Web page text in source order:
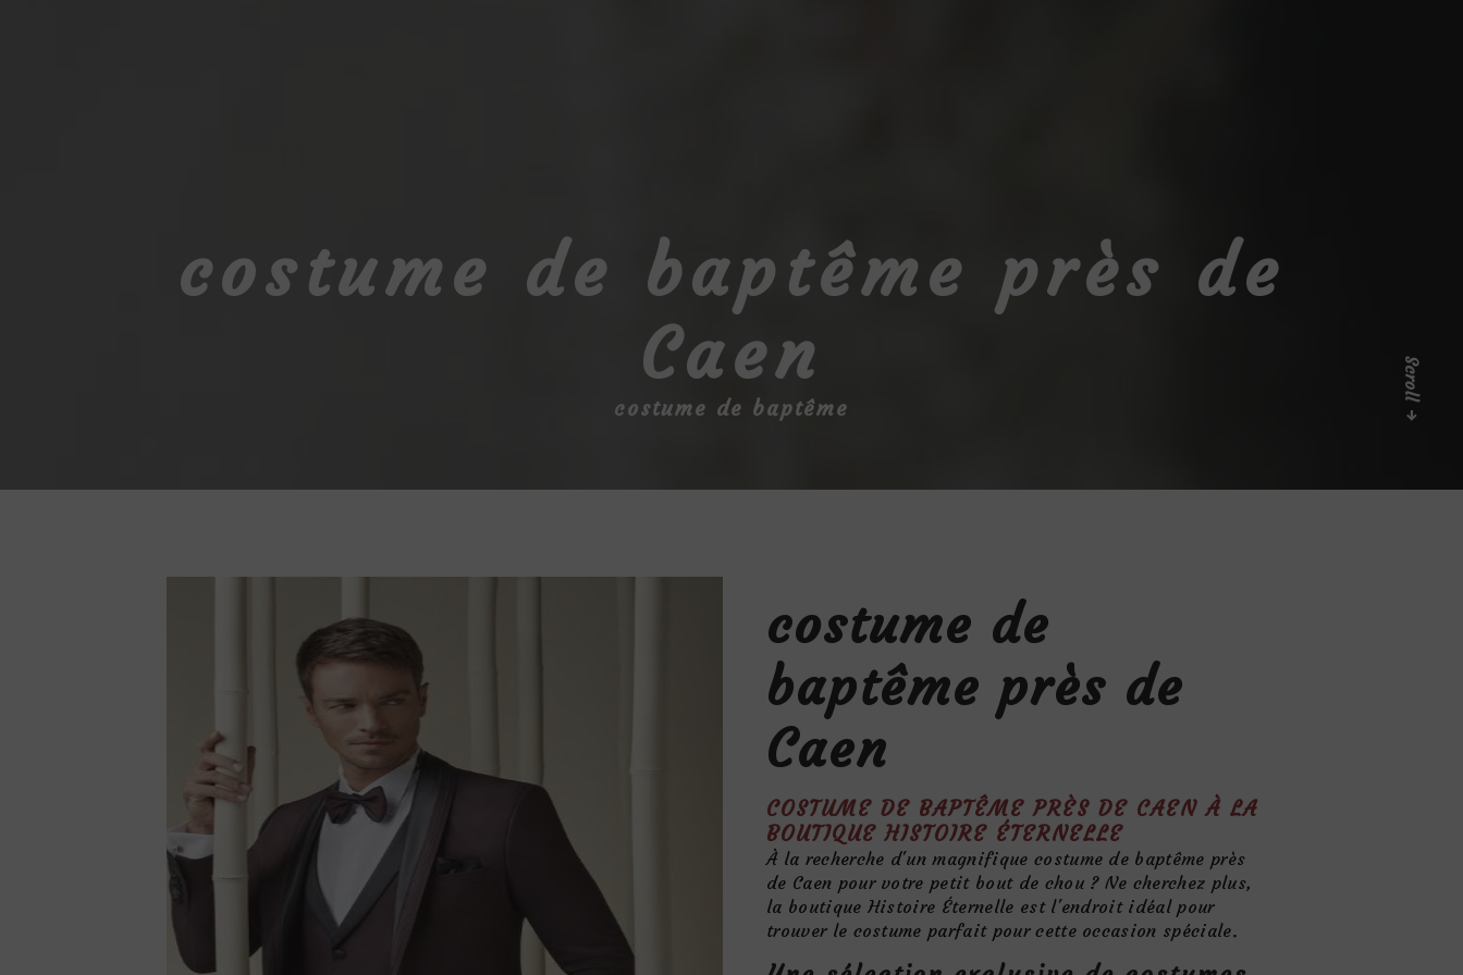
costume de baptême près de
Caen
costume de baptême
Scroll
costume de
baptême près de
Caen
COSTUME DE BAPTÊME PRÈS DE CAEN À LA
BOUTIQUE HISTOIRE ÉTERNELLE
À la recherche d'un magnifique costume de baptême près
de Caen pour votre petit bout de chou ? Ne cherchez plus,
la boutique Histoire Éternelle est l'endroit idéal pour
trouver le costume parfait pour cette occasion spéciale.